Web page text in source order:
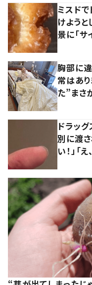
ミスド
けよう
景に「サ
胸部に
常はあ
た”まさ
ドラッ
別に渡
い！」「